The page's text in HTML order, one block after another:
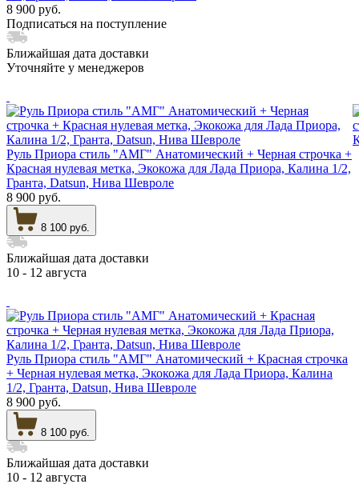
8 900 руб.
Подписаться на поступление
Ближайшая дата доставки
Уточняйте у менеджеров
Руль Приора стиль "АМГ" Анатомический + Черная строчка +
Красная нулевая метка, Экокожа для Лада Приора, Калина 1/2,
Гранта, Datsun, Нива Шевроле
8 900 руб.
8 100 руб.
Ближайшая дата доставки
10 - 12 августа
Руль Приора стиль "АМГ" Анатомический + Красная строчка
+ Черная нулевая метка, Экокожа для Лада Приора, Калина
1/2, Гранта, Datsun, Нива Шевроле
8 900 руб.
8 100 руб.
Ближайшая дата доставки
10 - 12 августа